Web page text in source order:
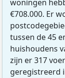
woningen
€708.000. Er
tussen de 45
huishoudens
zijn er 317
geregistreerd